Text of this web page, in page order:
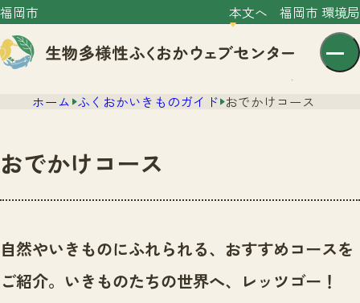
福岡市 本文へ 福岡市 環境局
センター紹介
センター紹介TOP
サイトポリシー
ニュース
いきものガイド
ホーム ふくおかいきものガイド おでかけコース
おでかけコース
自然やいきものにふれられる、おすすめコースを
ご紹介。いきものたちの世界へ、レッツゴー！